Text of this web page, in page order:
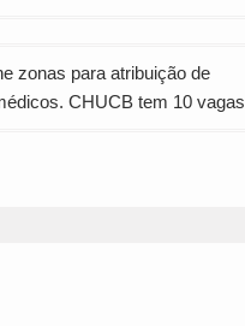
zonas para atribuição de
CHUCB tem 10 vagas